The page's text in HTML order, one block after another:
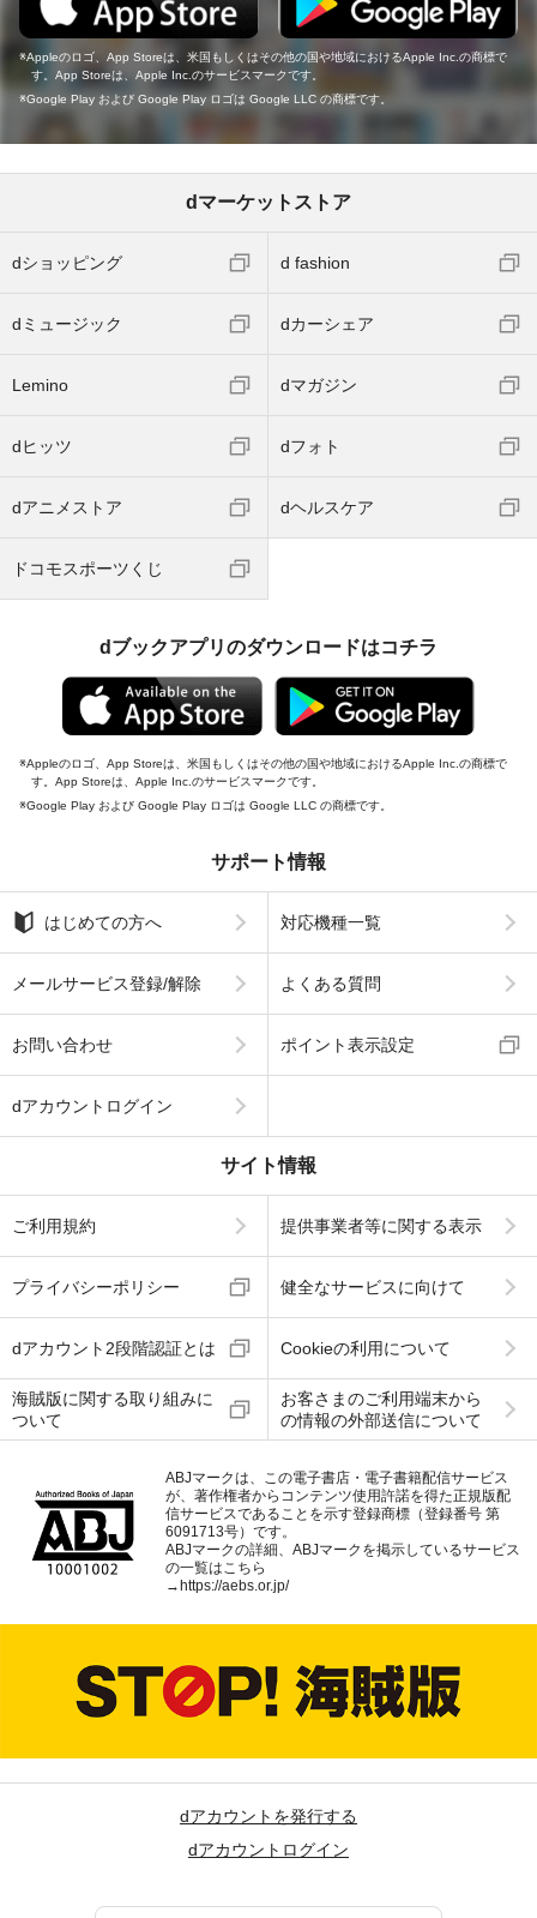
Appleのロゴ、App Storeは、米国もしくはその他の国や地域におけるApple Inc.の商標で
す。App Storeは、Apple Inc.のサービスマークです。
Google Play および Google Play ロゴは Google LLC の商標です。
dマーケットストア
dショッピング d fashion
dミュージック dカーシェア
Lemino dマガジン
dヒッツ dフォト
dアニメストア dヘルスケア
ドコモスポーツくじ
dブックアプリのダウンロードはコチラ
Appleのロゴ、App Storeは、米国もしくはその他の国や地域におけるApple Inc.の商標で
す。App Storeは、Apple Inc.のサービスマークです。
Google Play および Google Play ロゴは Google LLC の商標です。
サポート情報
はじめての方へ 対応機種一覧
メールサービス登録/解除 よくある質問
お問い合わせ ポイント表示設定
dアカウントログイン
サイト情報
ご利用規約 提供事業者等に関する表示
プライバシーポリシー 健全なサービスに向けて
dアカウント2段階認証とは Cookieの利用について
海賊版に関する取り組みに
ついて
お客さまのご利用端末から
の情報の外部送信について
ABJマークは、この電子書店・電子書籍配信サービス
が、著作権者からコンテンツ使用許諾を得た正規版配
信サービスであることを示す登録商標（登録番号 第
6091713号）です。
ABJマークの詳細、ABJマークを掲示しているサービス
の一覧はこちら
→ https://aebs.or.jp/
dアカウントを発行する
dアカウントログイン